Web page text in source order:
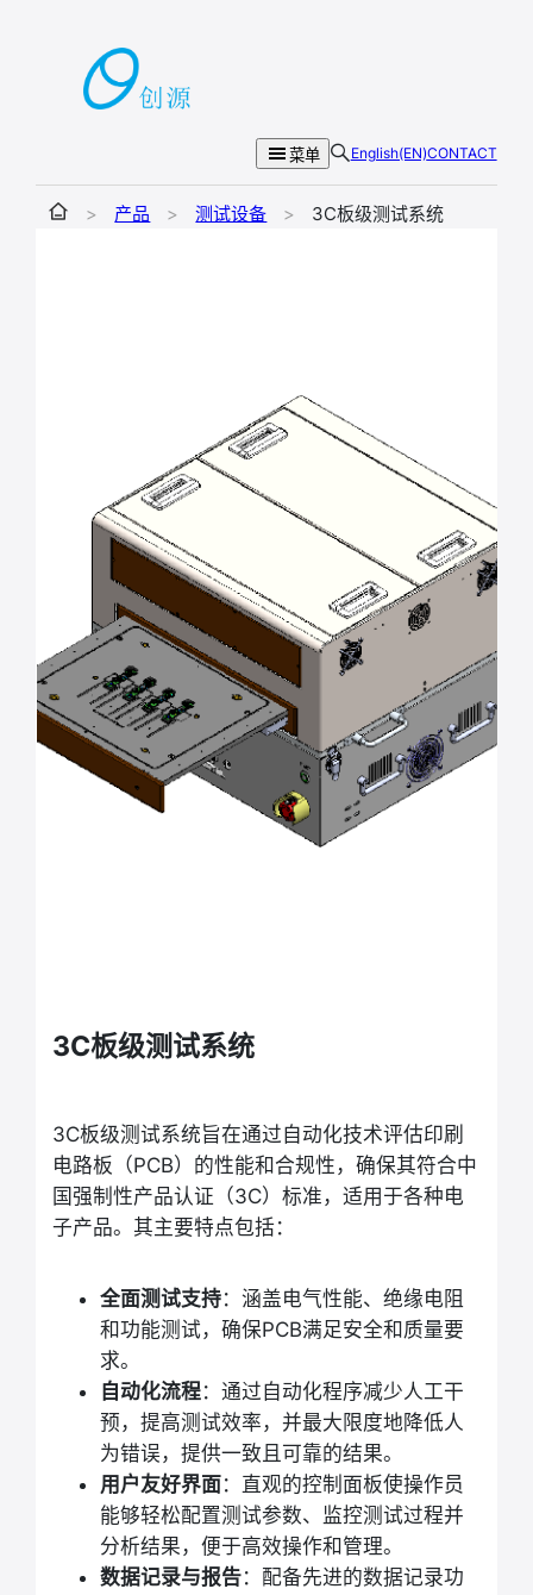
菜单 English(EN)CONTACT
> 产品 > 测试设备 > 3C板级测试系统
3C板级测试系统
3C板级测试系统旨在通过自动化技术评估印刷
电路板（PCB）的性能和合规性，确保其符合中
国强制性产品认证（3C）标准，适用于各种电
子产品。其主要特点包括：
全面测试支持：涵盖电气性能、绝缘电阻
和功能测试，确保PCB满足安全和质量要
求。
自动化流程：通过自动化程序减少人工干
预，提高测试效率，并最大限度地降低人
为错误，提供一致且可靠的结果。
用户友好界面：直观的控制面板使操作员
能够轻松配置测试参数、监控测试过程并
分析结果，便于高效操作和管理。
数据记录与报告：配备先进的数据记录功